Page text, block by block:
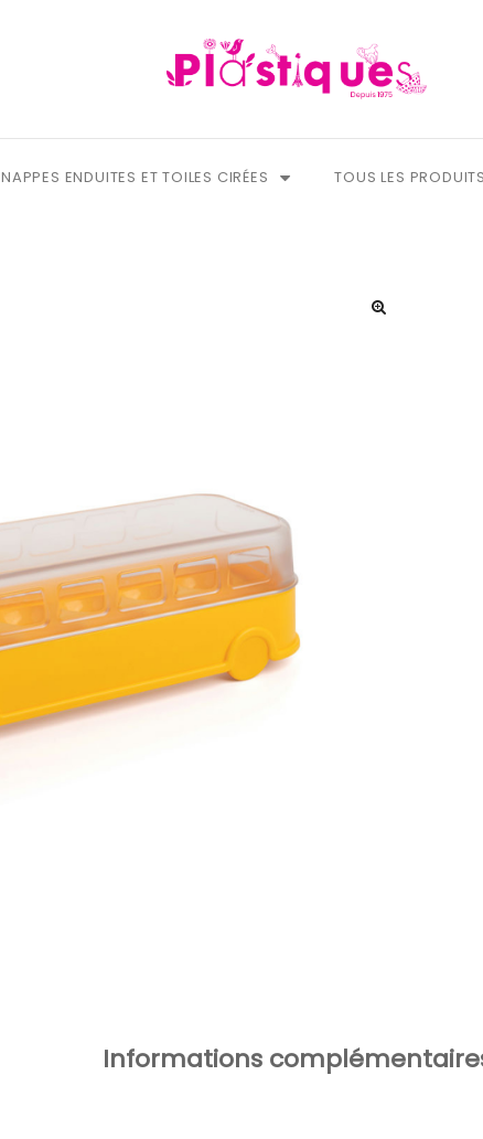
NAPPES ENDUITES ET TOILES CIRÉES TOUS LES PRODUITS
Informations